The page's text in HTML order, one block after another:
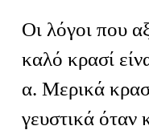
Οι λόγοι που
καλό κρασί
α. Μερικά
γευστικά όταν